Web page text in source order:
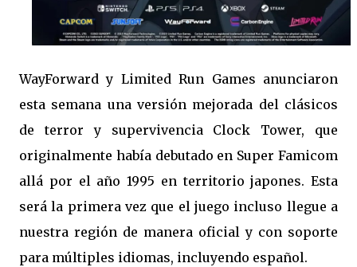
WayForward y Limited Run Games anunciaron
esta semana una versión mejorada del clásicos
de terror y supervivencia Clock Tower, que
originalmente había debutado en Super Famicom
allá por el año 1995 en territorio japones. Esta
será la primera vez que el juego incluso llegue a
nuestra región de manera oficial y con soporte
para múltiples idiomas, incluyendo español.